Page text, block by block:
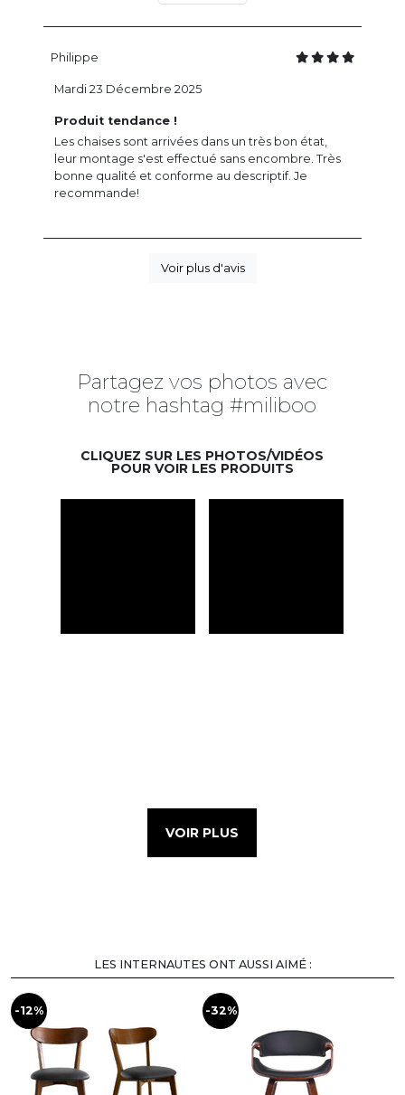
Philippe
Produit tendance !
Les chaises sont arrivées dans un très bon état,
leur montage s'est effectué sans encombre. Très
bonne qualité et conforme au descriptif. Je
recommande!
Mardi 23 Décembre 2025
Voir plus d'avis
Partagez vos photos avec
notre hashtag #miliboo
CLIQUEZ SUR LES PHOTOS/VIDÉOS
POUR VOIR LES PRODUITS
VOIR PLUS
LES INTERNAUTES ONT AUSSI AIMÉ :
-12% -32%